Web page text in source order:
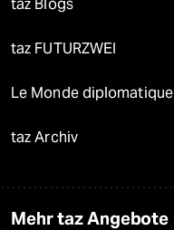
taz Blogs
taz FUTURZWEI
Le Monde diplomatique
taz Archiv
Mehr taz Angebote